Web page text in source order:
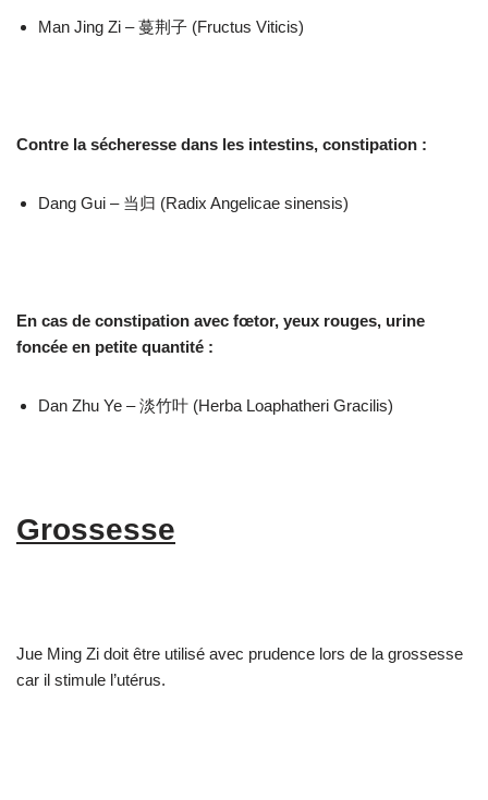
Man Jing Zi – 蔓荆子 (Fructus Viticis)
Contre la sécheresse dans les intestins, constipation :
Dang Gui – 当归 (Radix Angelicae sinensis)
En cas de constipation avec fœtor, yeux rouges, urine
foncée en petite quantité :
Dan Zhu Ye – 淡竹叶 (Herba Loaphatheri Gracilis)
Grossesse
Jue Ming Zi doit être utilisé avec prudence lors de la grossesse
car il stimule l’utérus.